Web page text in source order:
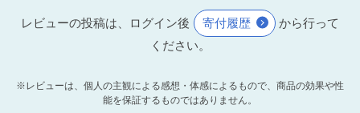
レビューの投稿は、ログイン後 寄付履歴
から行って
ください。
※レビューは、個人の主観による感想・体感によるもので、商品の効果や性
能を保証するものではありません。